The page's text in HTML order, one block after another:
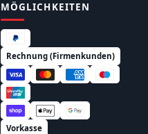
MÖGLICHKEITEN
Rechnung (Firmenkunden)
Vorkasse